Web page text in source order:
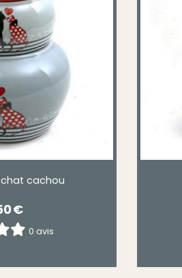
cachou
€
0 avis